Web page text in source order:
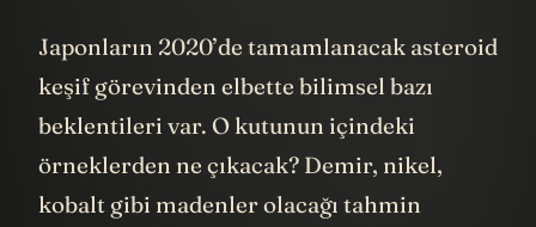
Japonların 2020’de tamamlanacak asteroid
keşif görevinden elbette bilimsel bazı
beklentileri var. O kutunun içindeki
örneklerden ne çıkacak? Demir, nikel,
kobalt gibi madenler olacağı tahmin